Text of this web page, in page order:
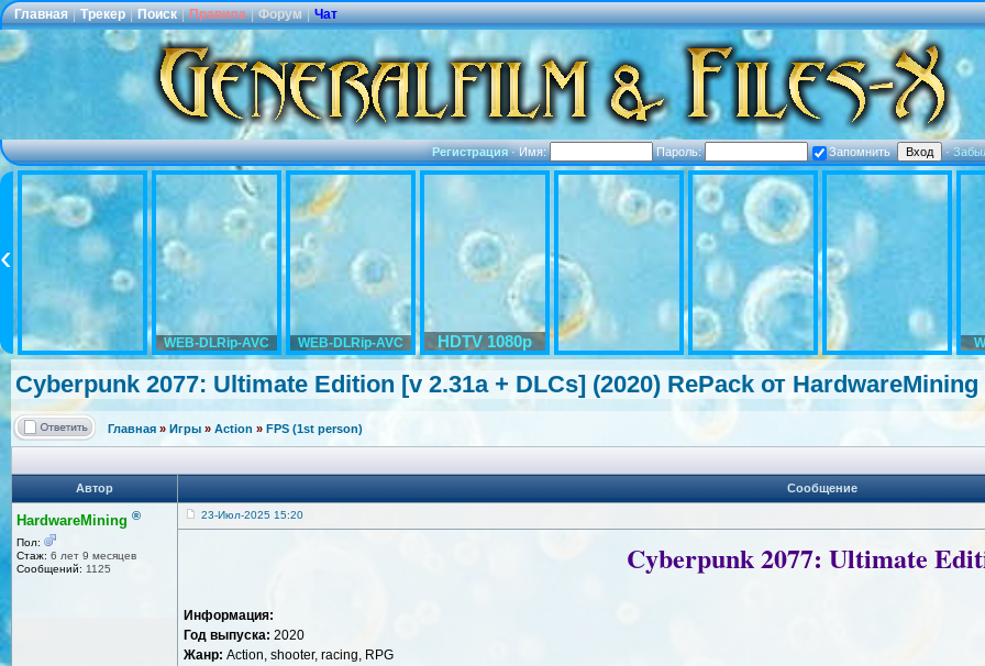
Главная | Трекер | Поиск | Правила | Форум | Чат
Регистрация·Имя: Пароль: Запомнить ·
WEB-DLRip-AVC WEB-DLRip-AVC HDTV 1080p
Cyberpunk 2077: Ultimate Edition [v 2.31a + DLCs] (2020) RePack от HardwareMining
Главная » Игры » Action » FPS (1st person)
Автор Сообщение
HardwareMining ®
Пол:
Стаж: 6 лет 9 месяцев
Сообщений: 1125
23-Июл-2025 15:20
Cyberpunk 2077: Ultimate
Информация:
Год выпуска: 2020
Жанр: Action, shooter, racing, RPG